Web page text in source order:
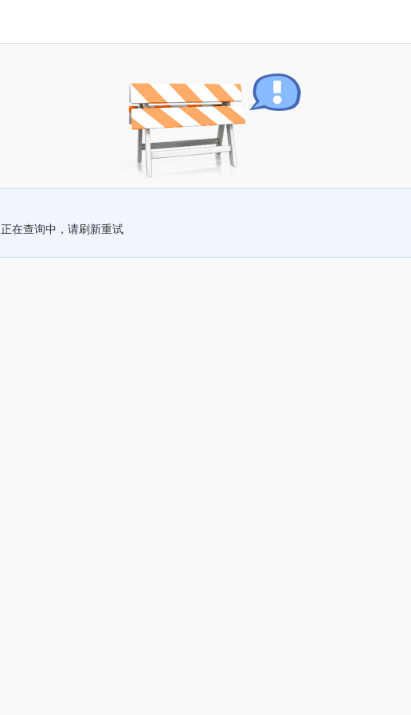
正在查询中，请刷新重试